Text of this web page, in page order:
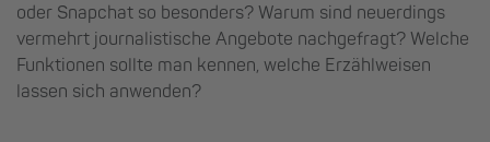
oder Snapchat so besonders? Warum sind neuerdings
vermehrt journalistische Angebote nachgefragt? Welche
Funktionen sollte man kennen, welche Erzählweisen
lassen sich anwenden?